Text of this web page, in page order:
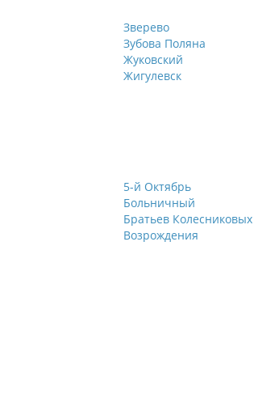
Зверево
Зубова Поляна
Жуковский
Жигулевск
5-й Октябрь
Больничный
Братьев Колесниковых
Возрождения